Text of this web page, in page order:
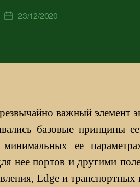
Дата23/12/2020
важный элемент
базовые принципы
ее
нее портов и другими
Edge и транспортных